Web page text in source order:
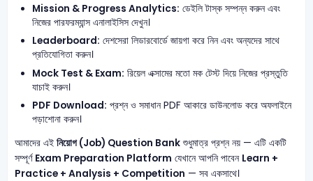
Mission & Progress Analytics: ডেইলি টাস্ক সম্পন্ন করুন এবং
নিজের পারফরম্যান্স এনালাইসিস দেখুন।
Leaderboard: দেশসেরা লিডারবোর্ডে জায়গা করে নিন এবং অন্যদের সাথে
প্রতিযোগিতা করুন।
Mock Test & Exam: রিয়েল এক্সামের মতো মক টেস্ট দিয়ে নিজের প্রস্তুতি
যাচাই করুন।
PDF Download: প্রশ্ন ও সমাধান PDF আকারে ডাউনলোড করে অফলাইনে
পড়াশোনা করুন।
আমাদের এই নিয়োগ (Job) Question Bankশুধুমাত্র প্রশ্ন নয় — এটি একটি
সম্পূর্ণ Exam Preparation Platform যেখানে আপনি পাবেন Learn +
Practice + Analysis + Competition — সব একসাথে।